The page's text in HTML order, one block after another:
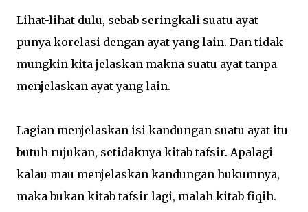
Lihat-lihat dulu, sebab seringkali suatu ayat
punya korelasi dengan ayat yang lain. Dan tidak
mungkin kita jelaskan makna suatu ayat tanpa
menjelaskan ayat yang lain.
Lagian menjelaskan isi kandungan suatu ayat itu
butuh rujukan, setidaknya kitab tafsir. Apalagi
kalau mau menjelaskan kandungan hukumnya,
maka bukan kitab tafsir lagi, malah kitab fiqih.